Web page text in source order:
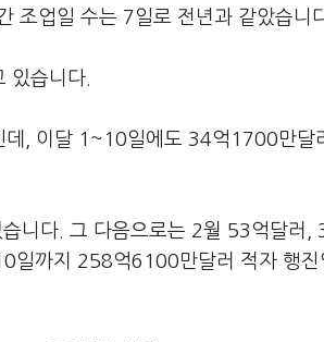
조업일 수는 7일로 전년과 같았습니
있습니다.
데, 이달 1~10일에도 34억1700만달
니다. 그 다음으로는 2월 53억달러,
일까지 258억6100만달러 적자 행진